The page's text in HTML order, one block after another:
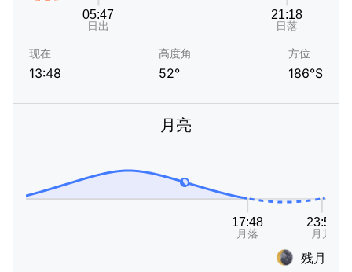
现在
13:48
高度角
52°
方位
186°S
月亮
残月